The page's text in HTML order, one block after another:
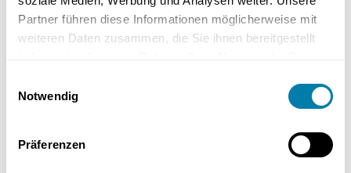
Partner führen diese Informationen möglicherweise mit
weiteren Daten zusammen, die Sie ihnen bereitgestellt
Notwendig
Präferenzen
schonen. Dabei ist es wichtig, die Kosten und Fördermöglichkeiten
genau zu prüfen und die passende Anlage für die eigenen
Bedürfnisse zu wählen.
verbunden, doch diese können durch staatliche Förderprogramme
und Steuerbefreiungen erheblich reduziert werden. Zudem kann der
Einspeisevergütung erzielt werden. Dies kann zu erheblichen
Einnahmen führen und die Amortisationszeit der Anlage erheblich